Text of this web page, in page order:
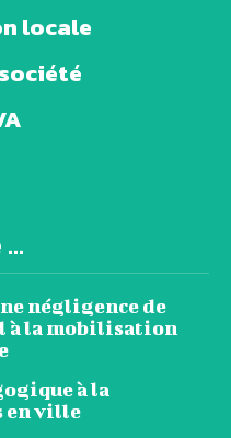
locale
négligence de
à la mobilisation
à la
en ville